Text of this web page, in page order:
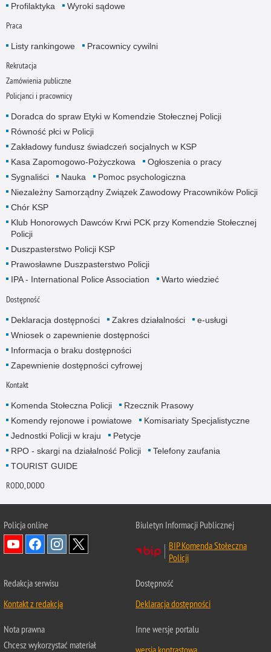
Profilaktyka
Wyroki sądowe
Praca
Listy rankingowe Pracownicy cywilni
Rekrutacja
Zamówienia publiczne
Policjanci i pracownicy
Doradca do spraw Etyki w Komendzie Stołecznej Policji
Równość płci w Policji
Zakładowy fundusz świadczeń socjalnych w KSP
Kasa Zapomogowo-Pożyczkowa
Ogłoszenia o pracy
Sygnaliści
Nauka
Pomoc psychologiczna
Niezależny Samorządny Związek Zawodowy Pracowników Policji
Chór KSP
Klub Honorowych Dawców Krwi PCK przy Komendzie Stołecznej
Policji
Duszpasterstwo Policji KSP
Prawosławne Duszpasterstwo Policji
IPA - International Police Association
Warto wiedzieć
Dostępność
Deklaracja dostępności Zakres działalności
e-usługi
Wniosek o zapewnienie dostępności
Informacja o braku dostępności
Zapewnienie dostępności cyfrowej
Kontakt
Komenda Stołeczna Policji
Rzecznik Prasowy
Komendy rejonowe i powiatowe
Komisariaty Specjalistyczne
Jednostki Policji w kraju
Petycje
RPO - skargi na działalność Policji
Telefony zaufania
TOURIST GUIDE
RODO, DODO
Policja online
Biuletyn Informacji Publicznej
BIP Komenda Stołeczna
Policji
Redakcja serwisu
Kontakt z redakcją
Dostępność
Deklaracja dostępności
Nota prawna
Chcesz wykorzystać materiał
Inne wersje portalu
wersja kontrastowa